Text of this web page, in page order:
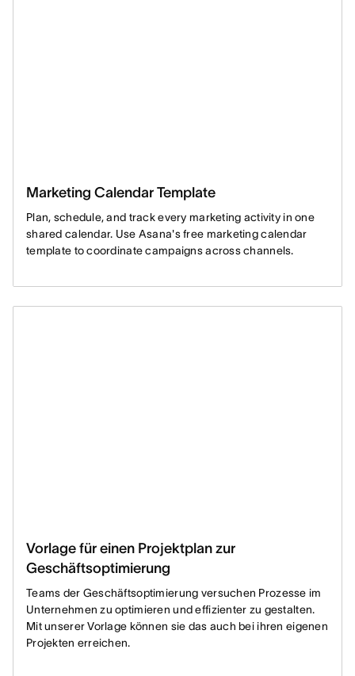
Marketing Calendar Template
Plan, schedule, and track every marketing activity in one
shared calendar. Use Asana's free marketing calendar
template to coordinate campaigns across channels.
Vorlage für einen Projektplan zur
Geschäftsoptimierung
Teams der Geschäftsoptimierung versuchen Prozesse im
Unternehmen zu optimieren und effizienter zu gestalten.
Mit unserer Vorlage können sie das auch bei ihren eigenen
Projekten erreichen.